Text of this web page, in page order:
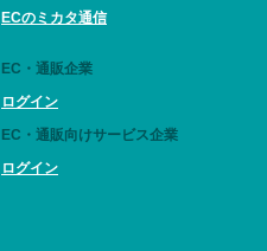
ECのミカタ通信
EC・通販企業
ログイン
EC・通販向けサービス企業
ログイン